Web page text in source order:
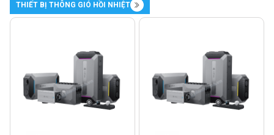
THIẾT BỊ THÔNG GIÓ HỒI NHIỆT